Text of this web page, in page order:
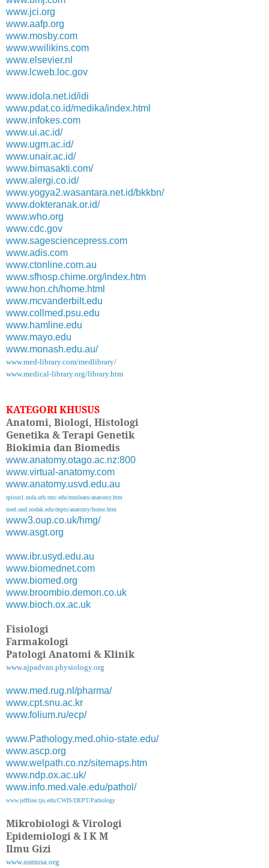
www.jci.org
www.aafp.org
www.mosby.com
www.wwilikins.com
www.elsevier.nl
www.lcweb.loc.gov
www.idola.net.id/idi
www.pdat.co.id/medika/index.html
www.infokes.com
www.ui.ac.id/
www.ugm.ac.id/
www.unair.ac.id/
www.bimasakti.com/
www.alergi.co.id/
www.yogya2.wasantara.net.id/bkkbn/
www.dokteranak.or.id/
www.who.org
www.cdc.gov
www.sagesciencepress.com
www.adis.com
www.ctonline.com.au
www.sfhosp.chime.org/index.htm
www.hon.ch/home.html
www.mcvanderbilt.edu
www.collmed.psu.edu
www.hamline.edu
www.mayo.edu
www.monash.edu.au/
www.med-library.com/medlibrary/
www.medical-library.org/library.htm
KATEGORI KHUSUS
Anatomi, Biologi, Histologi
Genetika & Terapi Genetik
Biokimia dan Biomedis
www.anatomy.otago.ac.nz:800
www.virtual-anatomy.com
www.anatomy.usvd.edu.au
rpisun1.mda.uth.tmc.edu/mmlearn/anatomy.htm
med.und.nodak.edu/depts/anatomy/home.htm
www3.oup.co.uk/hmg/
www.asgt.org
www.ibr.usyd.edu.au
www.biomednet.com
www.biomed.org
www.broombio.demon.co.uk
www.bioch.ox.ac.uk
Fisiologi
Farmakologi
Patologi Anatomi & Klinik
www.ajpadvan.physiology.org
www.med.rug.nl/pharma/
www.cpt.snu.ac.kr
www.folium.ru/ecp/
www.Pathology.med.ohio-state.edu/
www.ascp.org
www.welpath.co.nz/sitemaps.htm
www.ndp.ox.ac.uk/
www.info.med.vale.edu/pathol/
www.jeffline.tju.edu/CWIS/DEPT/Pathology
Mikrobiologi & Virologi
Epidemiologi & I K M
Ilmu Gizi
www.asmusa.org